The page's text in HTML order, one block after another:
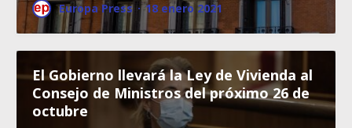
Europa Press · 18 enero 2021
El Gobierno llevará la Ley de Vivienda al
Consejo de Ministros del próximo 26 de
octubre